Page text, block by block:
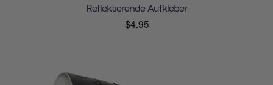
Reflektierende Aufkleber
$4.95